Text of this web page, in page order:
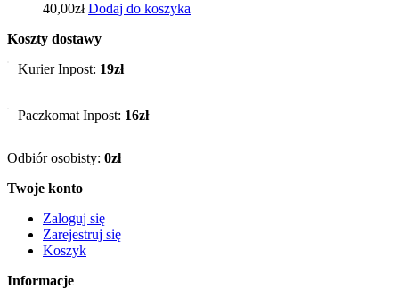
40,00zł Dodaj do koszyka
Koszty dostawy
Kurier Inpost: 19zł
Paczkomat Inpost: 16zł
Odbiór osobisty: 0zł
Twoje konto
Zaloguj się
Zarejestruj się
Koszyk
Informacje